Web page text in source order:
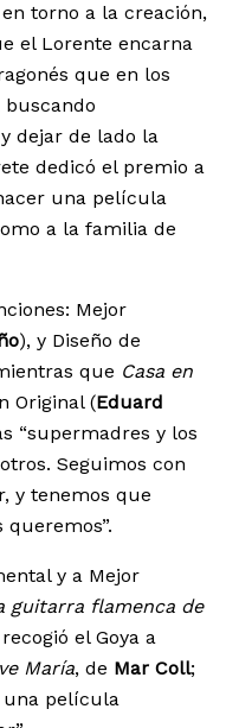
torno a la creación,
el Lorente encarna
que en los
dejar de lado la
dedicó el premio a
una película
a la familia de
Mejor
), y Diseño de
que Casa en
Original (Eduard
“supermadres y los
Seguimos con
y tenemos que
y a Mejor
guitarra flamenca de
recogió el Goya a
María, de Mar Coll;
una película